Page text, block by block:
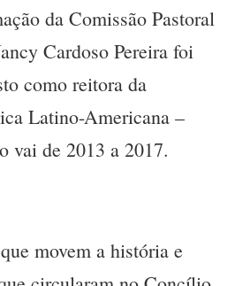
da Comissão Pastoral
Cardoso Pereira foi
como reitora da
Latino-Americana –
vai de 2013 a 2017.
movem a história e